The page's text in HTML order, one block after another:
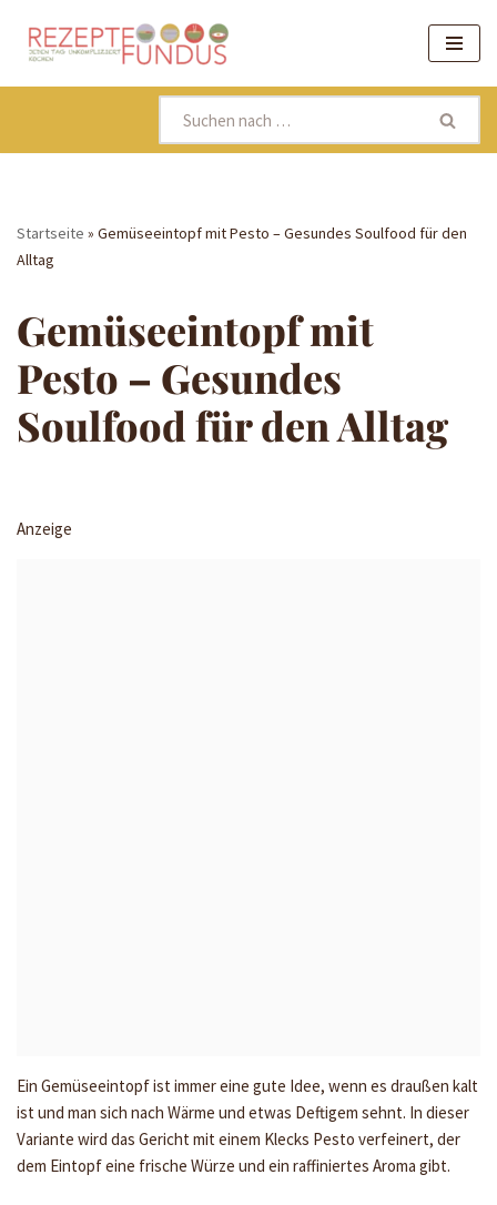
Zum
Inhalt
Startseite » Gemüseeintopf mit Pesto – Gesundes Soulfood für den
Alltag
Gemüseeintopf mit
Pesto – Gesundes
Soulfood für den Alltag
Anzeige
Ein Gemüseeintopf ist immer eine gute Idee, wenn es draußen kalt
ist und man sich nach Wärme und etwas Deftigem sehnt. In dieser
Variante wird das Gericht mit einem Klecks Pesto verfeinert, der
dem Eintopf eine frische Würze und ein raffiniertes Aroma gibt.